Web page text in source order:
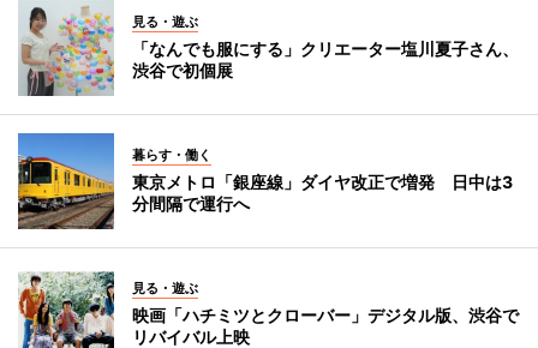
見る・遊ぶ
「なんでも服にする」クリエーター塩川夏子さん、
渋谷で初個展
暮らす・働く
東京メトロ「銀座線」ダイヤ改正で増発 日中は3
分間隔で運行へ
見る・遊ぶ
映画「ハチミツとクローバー」デジタル版、渋谷で
リバイバル上映